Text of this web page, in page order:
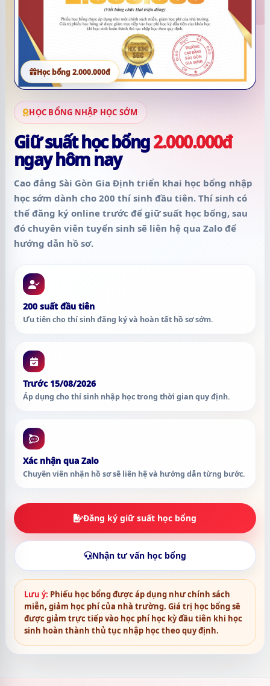
HỌC BỔNG NHẬP HỌC SỚM
Giữ suất học bổng2.000.000đ
ngay hôm nay
Cao đẳng Sài Gòn Gia Định triển khai học bổng nhập
học sớm dành cho 200 thí sinh đầu tiên. Thí sinh có
thể đăng ký online trước để giữ suất học bổng, sau
đó chuyên viên tuyển sinh sẽ liên hệ qua Zalo để
hướng dẫn hồ sơ.
200 suất đầu tiên
Ưu tiên cho thí sinh đăng ký và hoàn tất hồ sơ sớm.
Trước 15/08/2026
Áp dụng cho thí sinh nhập học trong thời gian quy định.
Xác nhận qua Zalo
Chuyên viên nhận hồ sơ sẽ liên hệ và hướng dẫn từng bước.
Đăng ký giữ suất học bổng
Nhận tư vấn học bổng
Lưu ý: Phiếu học bổng được áp dụng như chính sách
miễn, giảm học phí của nhà trường. Giá trị học bổng sẽ
được giảm trực tiếp vào học phí học kỳ đầu tiên khi học
sinh hoàn thành thủ tục nhập học theo quy định.
Học bổng 2.000.000đ